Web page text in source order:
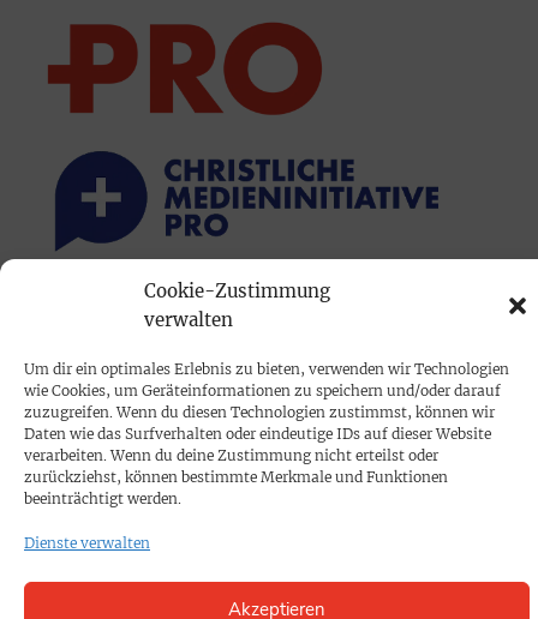
Cookie-Zustimmung
verwalten
Um dir ein optimales Erlebnis zu bieten, verwenden wir Technologien
wie Cookies, um Geräteinformationen zu speichern und/oder darauf
zuzugreifen. Wenn du diesen Technologien zustimmst, können wir
Daten wie das Surfverhalten oder eindeutige IDs auf dieser Website
verarbeiten. Wenn du deine Zustimmung nicht erteilst oder
zurückziehst, können bestimmte Merkmale und Funktionen
beeinträchtigt werden.
Dienste verwalten
Akzeptieren
PRINTAUSGABE
PROKOMPAKT
Impressum